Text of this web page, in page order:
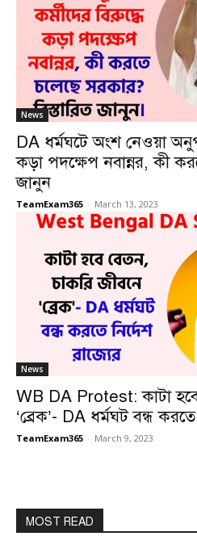
News
DA ধর্মঘটে অংশ নেওয়া
কড়া পদক্ষেপ নবান্নর, কী
জানুন
TeamExam365 - March 13, 2023
News
WB DA Protest: কাটা
‘ব্রেক’- DA ধর্মঘট বন্ধ করতে
TeamExam365 - March 9, 2023
MOST READ